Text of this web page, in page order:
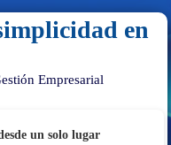
en
Empresarial
un solo lugar